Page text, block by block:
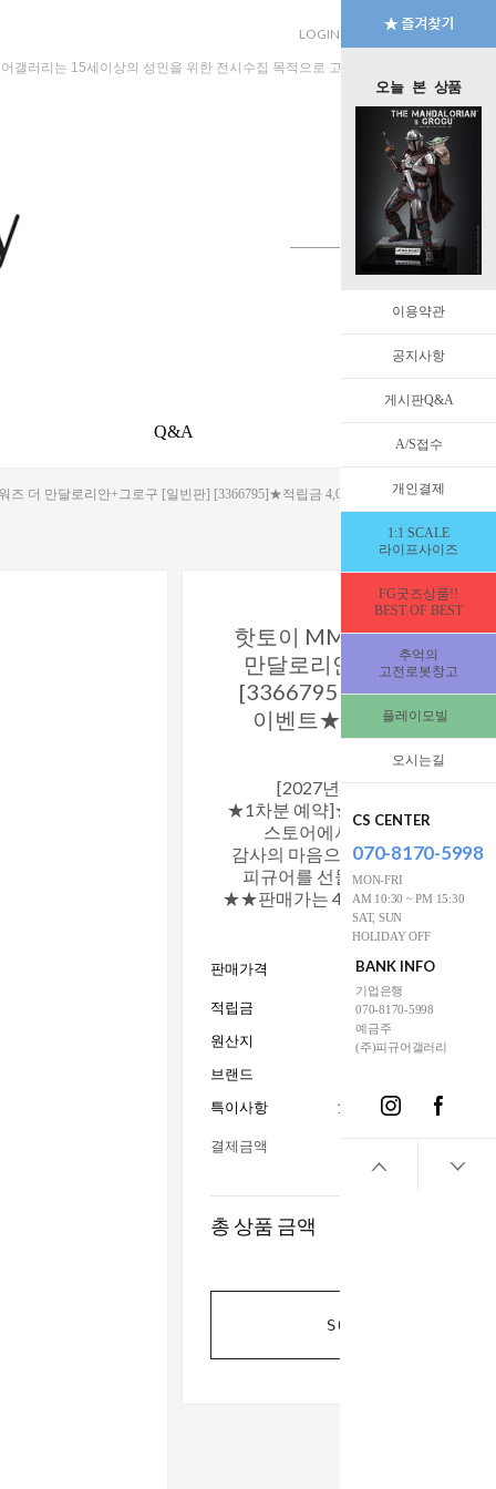
오늘 본 상품
이용약관
공지사항
게시판Q&A
A/S접수
개인결제
1:1 SCALE
라이프사이즈
FG굿즈상품!!
BEST OF BEST
추억의
고전로봇창고
플레이모빌
오시는길
CS CENTER
070-8170-5998
MON-FRI
AM 10:30 ~ PM 15:30
SAT, SUN
HOLIDAY OFF
BANK INFO
기업은행
070-8170-5998
예금주
(주)피규어갤러리
LOGIN JOIN MYPAGE
갤러리는 15세이상의 성인을 위한 전시수집 목적으로 고안된 수입판매 전문 법인
Q&A
즈 더 만달로리안+그로구 [일빈판] [3366795]★적립금 4,000점 이벤트★★한국공
핫토이 MMS871 스타워즈
만달로리안+그로구 [일빈
[3366795]★적립금
이벤트★★한국공식판
[2027년3~4분기사이_입고
★1차분 예약]★피규어갤러리_네
스토어에서도 구매 가능합니
감사의 마음으로 프랑스 스머프(
피규어를 선물로 함께 보내드립
★★판매가는 49만원 전후 예상됩
판매가격 492,000
적립금
원산지
브랜드
특이사항 15세이상사용_전시수집
결제금액
총 상품 금액
SOLD OUT